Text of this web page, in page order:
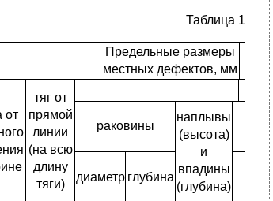
Таблица 1
Предельные размеры
местных дефектов, мм
от
тяг от
прямой
линии
(на всю
длину
тяги)
раковины
наплывы
(высота)
и
впадины
(глубина)
диаметр глубина